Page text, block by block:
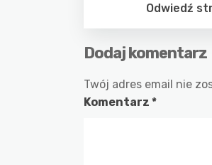
Odwiedź
Dodaj komentarz
Twój adres email nie
Komentarz *